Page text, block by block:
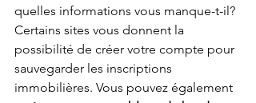
quelles informations vous manque-t-il?
Certains sites vous donnent la
possibilité de créer votre compte pour
sauvegarder les inscriptions
immobilières. Vous pouvez également